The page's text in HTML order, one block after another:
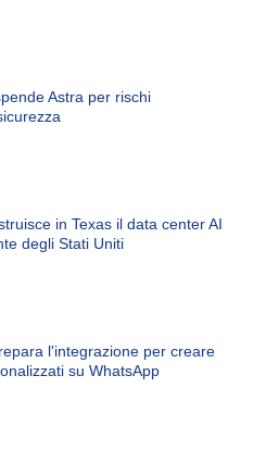
Astra per rischi
in Texas il data center AI
degli Stati Uniti
l'integrazione per creare
su WhatsApp